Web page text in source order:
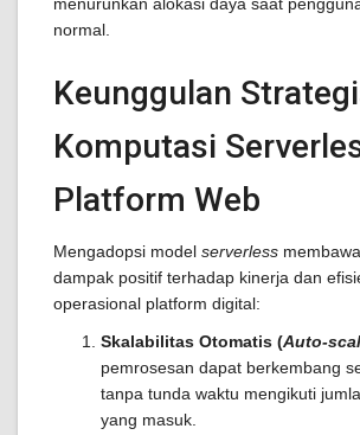
normal.
Keunggulan
Komputasi
Platform Web
Mengadopsi model serverless
dampak positif terhadap kinerja dan
operasional platform digital:
Skalabilitas Otomatis (Auto-
pemrosesan dapat berkembang
tanpa tunda waktu mengikuti
yang masuk.